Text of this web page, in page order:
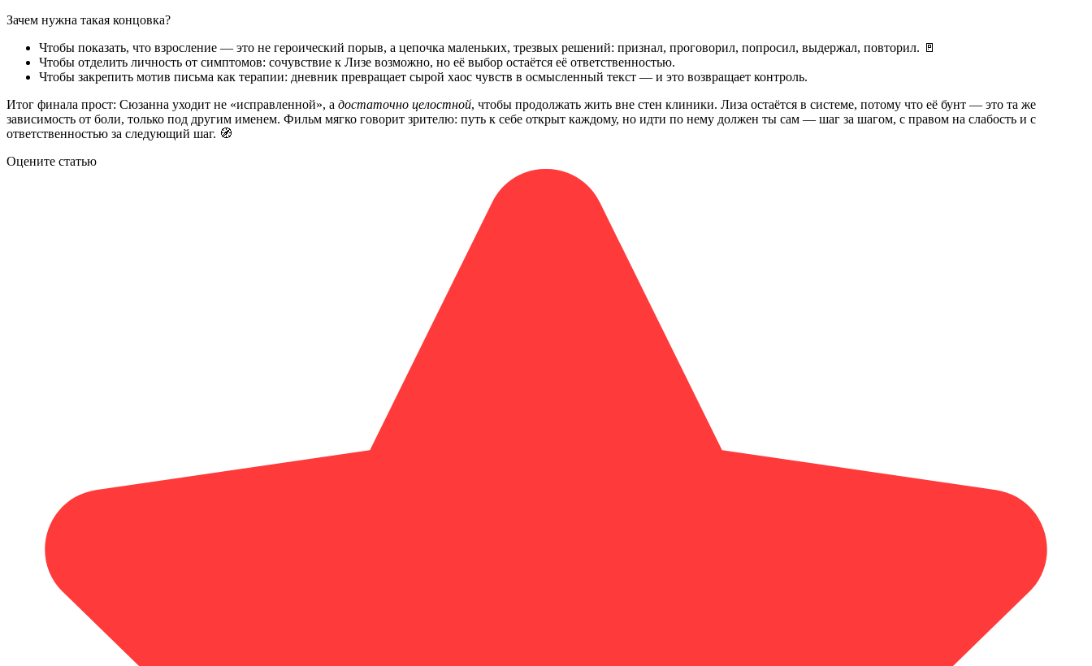
Зачем нужна такая концовка?
Чтобы показать, что взросление — это не героический порыв, а цепочка маленьких, трезвых решений: признал, проговорил, попросил, выдержал, повторил. 🚪
Чтобы отделить личность от симптомов: сочувствие к Лизе возможно, но её выбор остаётся её ответственностью.
Чтобы закрепить мотив письма как терапии: дневник превращает сырой хаос чувств в осмысленный текст — и это возвращает контроль.
Итог финала прост: Сюзанна уходит не «исправленной», а достаточно целостной, чтобы продолжать жить вне стен клиники. Лиза остаётся в системе, потому что её бунт — это та же
зависимость от боли, только под другим именем. Фильм мягко говорит зрителю: путь к себе открыт каждому, но идти по нему должен ты сам — шаг за шагом, с правом на слабость и с
ответственностью за следующий шаг. 🧭
Оцените статью